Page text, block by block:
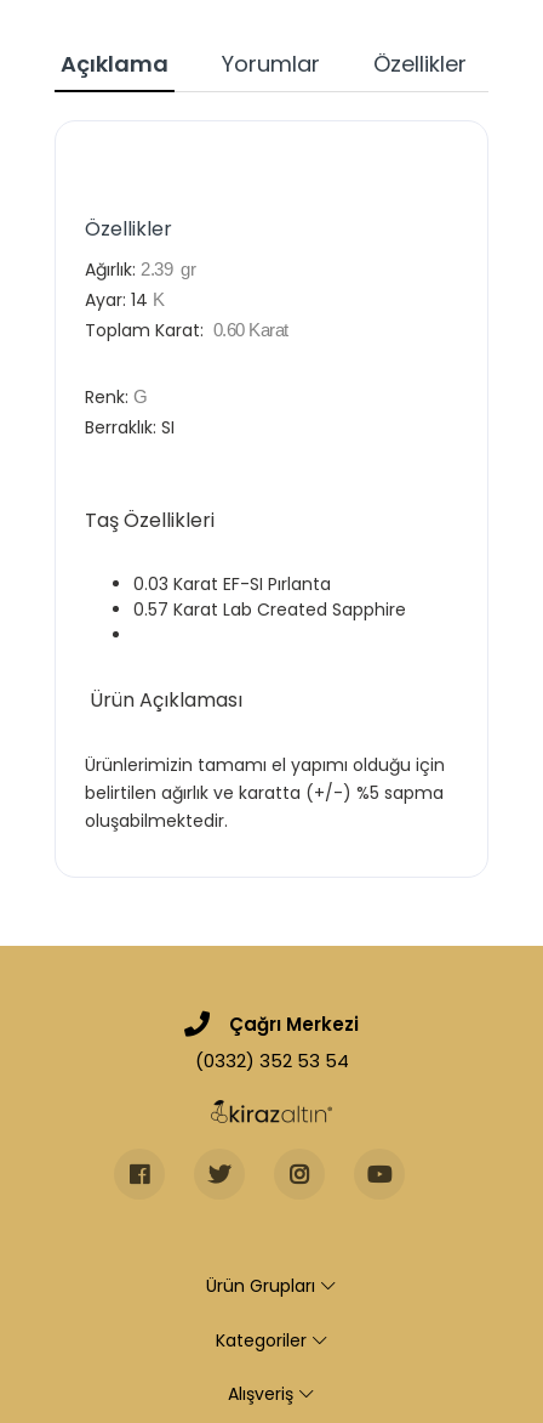
Açıklama Yorumlar Özellikler
Özellikler
Ağırlık: 2.39 gr
Ayar: 14 K
Toplam Karat: 0.60 Karat
Renk: G
Berraklık: SI
Taş Özellikleri
0.03 Karat EF-SI Pırlanta
0.57 Karat Lab Created Sapphire
Ürün Açıklaması
Ürünlerimizin tamamı el yapımı olduğu için
belirtilen ağırlık ve karatta (+/-) %5 sapma
oluşabilmektedir.
Çağrı Merkezi
(0332) 352 53 54
Ürün Grupları
Kategoriler
Alışveriş